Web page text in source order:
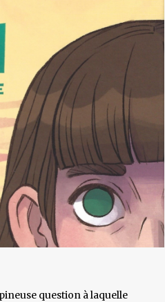
question à laquelle